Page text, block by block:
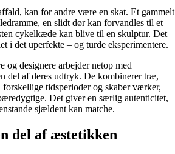
kan for andre være en skat. Et gammelt
en slidt dør kan forvandles til et
cykelkæde kan blive til en skulptur. Det
i det uperfekte – og turde eksperimentere.
og designere arbejder netop med
del af deres udtryk. De kombinerer træ,
forskellige tidsperioder og skaber værker,
Det giver en særlig autenticitet,
sjældent kan matche.
del af æstetikken